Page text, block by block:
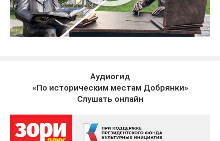
Аудиогид
«По историческим местам Добрянки»
Слушать онлайн